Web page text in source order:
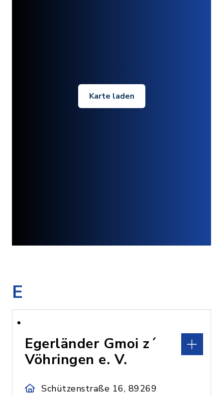
Karte laden
E
Egerländer Gmoi z´
Vöhringen e. V.
Schützenstraße 16, 89269